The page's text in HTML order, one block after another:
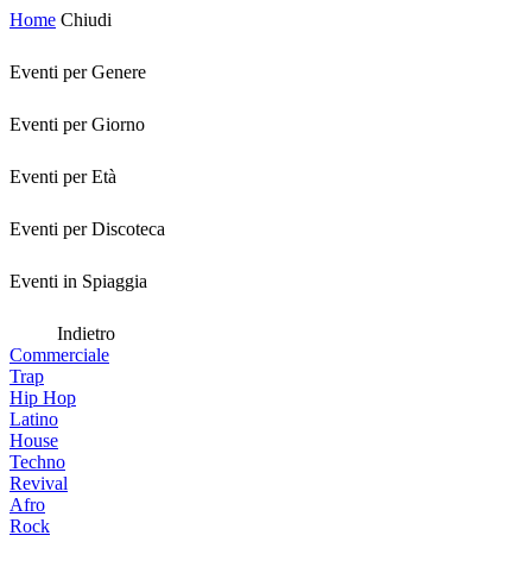
Home Chiudi
Eventi per Genere
Eventi per Giorno
Eventi per Età
Eventi per Discoteca
Eventi in Spiaggia
Indietro
Commerciale
Trap
Hip Hop
Latino
House
Techno
Revival
Afro
Rock